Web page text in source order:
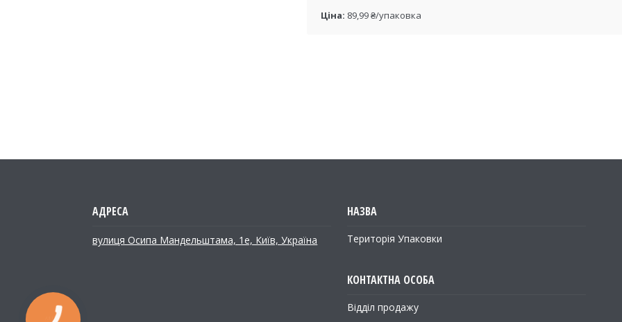
Ціна: 89,99 ₴/упаковка
вулиця Осипа Мандельштама, 1е, Київ, Україна Територія Упаковки
Відділ продажу
КНОПКА